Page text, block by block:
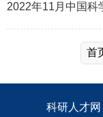
2022年11月中国科
首
科研人才网